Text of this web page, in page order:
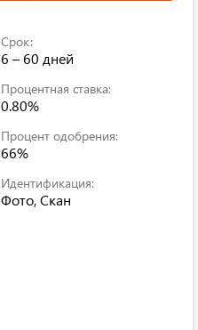
Срок:
6 – 60 дней
Процентная ставка:
0.80%
Процент одобрения:
66%
Идентификация:
Фото, Скан